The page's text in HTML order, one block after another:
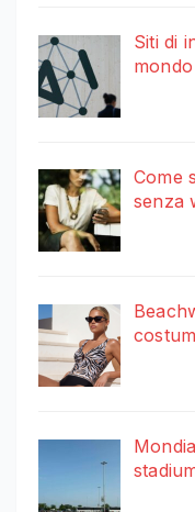
Siti di
mondo
Come
senza